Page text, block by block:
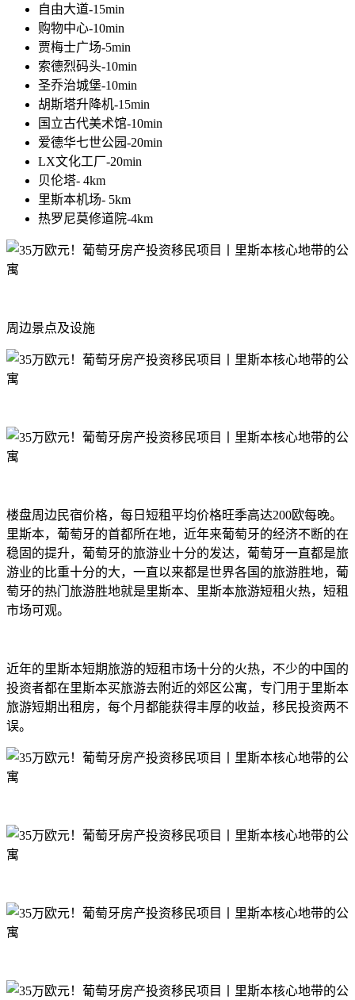
自由大道-15min
购物中心-10min
贾梅士广场-5min
索德烈码头-10min
圣乔治城堡-10min
胡斯塔升降机-15min
国立古代美术馆-10min
爱德华七世公园-20min
LX文化工厂-20min
贝伦塔- 4km
里斯本机场- 5km
热罗尼莫修道院-4km
周边景点及设施
楼盘周边民宿价格，每日短租平均价格旺季高达200欧每晚。
里斯本，葡萄牙的首都所在地，近年来葡萄牙的经济不断的在
稳固的提升，葡萄牙的旅游业十分的发达，葡萄牙一直都是旅
游业的比重十分的大，一直以来都是世界各国的旅游胜地，葡
萄牙的热门旅游胜地就是里斯本、里斯本旅游短租火热，短租
市场可观。
近年的里斯本短期旅游的短租市场十分的火热，不少的中国的
投资者都在里斯本买旅游去附近的郊区公寓，专门用于里斯本
旅游短期出租房，每个月都能获得丰厚的收益，移民投资两不
误。